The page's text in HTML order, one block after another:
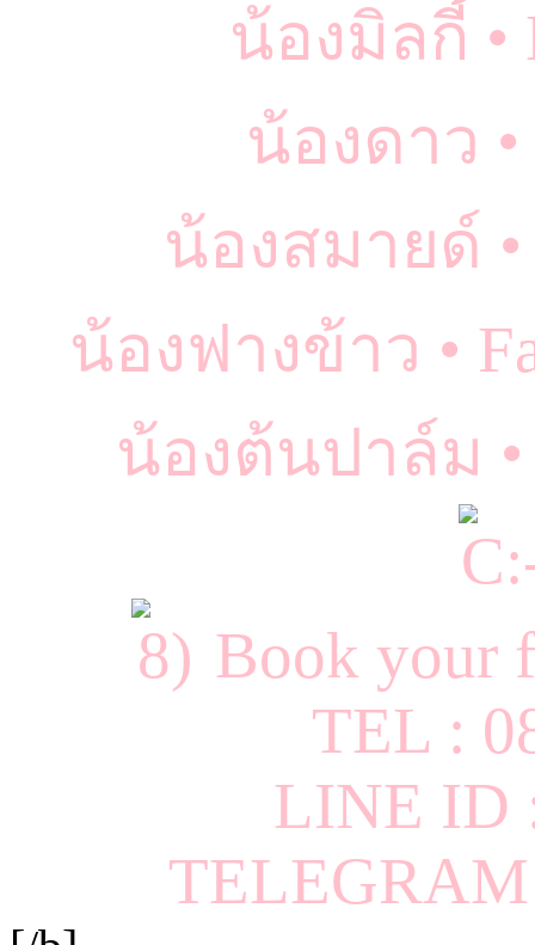
น้องมิลกี้ •
น้องดาว •
น้องสมายด์ •
น้องฟางข้าว •
น้องต้นปาล์ม •
Book your
TEL :
LINE ID